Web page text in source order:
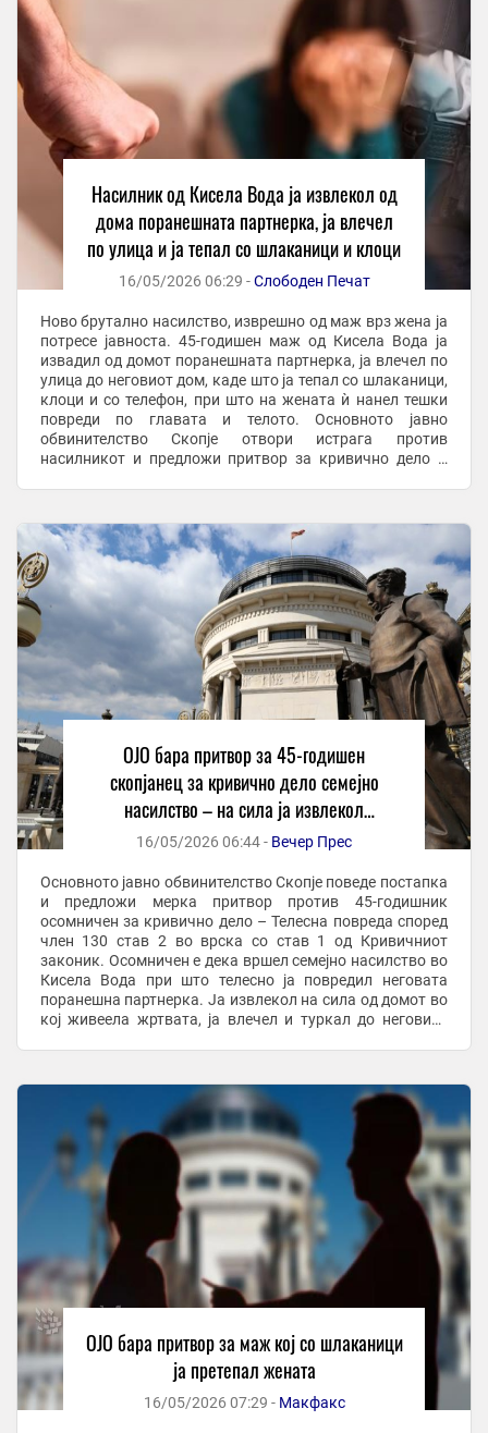
Насилник од Кисела Вода ја извлекол од
дома поранешната партнерка, ја влечел
по улица и ја тепал со шлаканици и клоци
16/05/2026 06:29 -Слободен Печат
Ново брутално насилство, изврешно од маж врз жена ја
потресе јавноста. 45-годишен маж од Кисела Вода ја
извадил од домот поранешната партнерка, ја влечел по
улица до неговиот дом, каде што ја тепал со шлаканици,
клоци и со телефон, при што на жената ѝ нанел тешки
повреди по главата и телото. Основното јавно
обвинителство Скопје отвори истрага против
насилникот и предложи притвор за кривично дело –
ОЈО бара притвор за 45-годишен
скопјанец за кривично дело семејно
насилство – на сила ја извлекол
поранешната партнерка од дома, ја
16/05/2026 06:44 - Вечер Прес
Основното јавно обвинителство Скопје поведе постапка
и предложи мерка притвор против 45-годишник
осомничен за кривично дело – Телесна повреда според
член 130 став 2 во врска со став 1 од Кривичниот
законик. Осомничен е дека вршел семејно насилство во
Кисела Вода при што телесно ја повредил неговата
поранешна партнерка. Ја извлекол на сила од домот во
кој живеела жртвата, ја влечел и туркал до неговиот
ОЈО бара притвор за маж кој со шлаканици
ја претепал жената
16/05/2026 07:29 - Макфакс